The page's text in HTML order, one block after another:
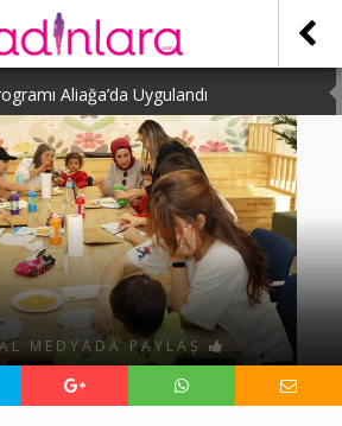
Aliağa’da Uygulandı
Topluluğu Büyüledi
Sporda Öncü ve Güçlü”
Etkinliği
Umut Oluyor
MEDYADA PAYLAŞ